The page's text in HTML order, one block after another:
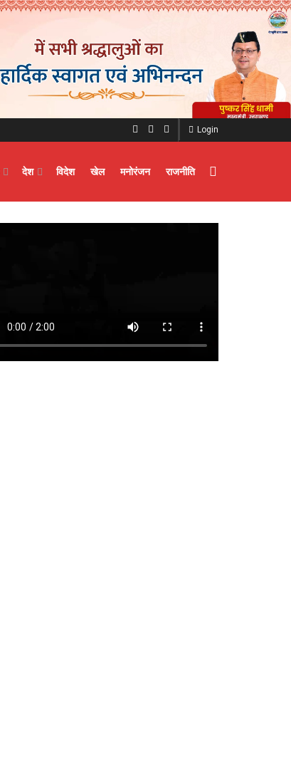
Login
देश विदेश खेल मनोरंजन राजनीति